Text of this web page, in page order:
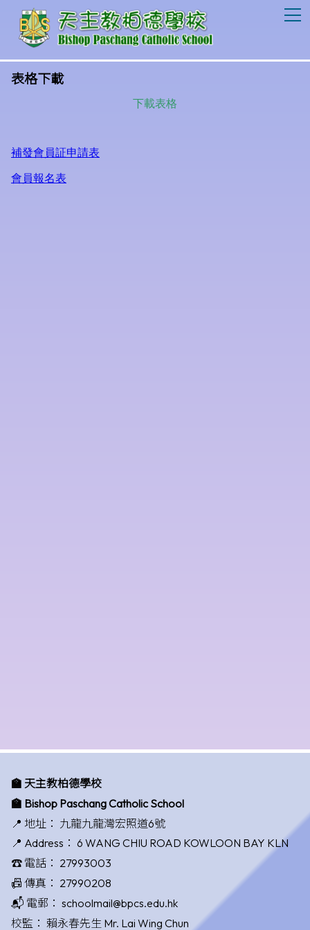
表格下載
🏫 天主教柏德學校
🏫 Bishop Paschang Catholic School
📍 地址： 九龍九龍灣宏照道6號
📍 Address： 6 WANG CHIU ROAD KOWLOON BAY KLN
☎️ 電話： 27993003
📠 傳真： 27990208
📬 電郵： schoolmail@bpcs.edu.hk
校監： 賴永春先生 Mr. Lai Wing Chun